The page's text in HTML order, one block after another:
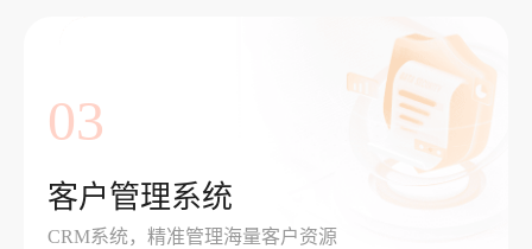
03
客户管理系统
CRM系统，精准管理海量客户资源